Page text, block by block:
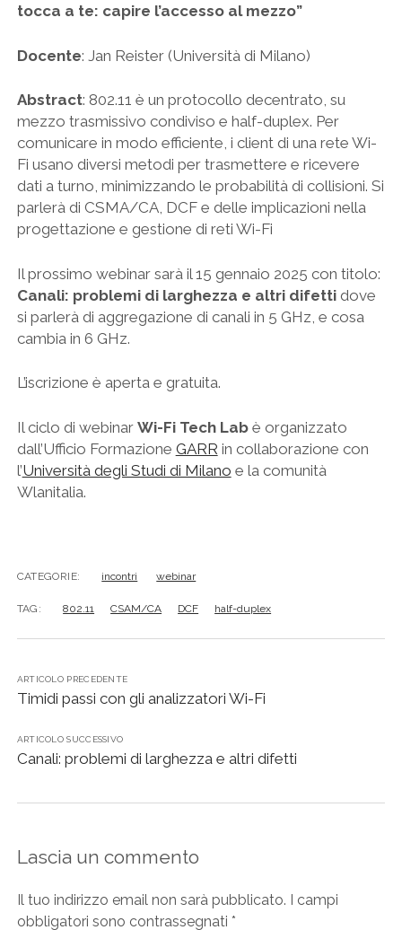
tocca a te: capire l’accesso al mezzo”
Docente: Jan Reister (Università di Milano)
Abstract: 802.11 è un protocollo decentrato, su
mezzo trasmissivo condiviso e half-duplex. Per
comunicare in modo efficiente, i client di una rete Wi-
Fi usano diversi metodi per trasmettere e ricevere
dati a turno, minimizzando le probabilità di collisioni. Si
parlerà di CSMA/CA, DCF e delle implicazioni nella
progettazione e gestione di reti Wi-Fi
Il prossimo webinar sarà il 15 gennaio 2025 con titolo:
Canali: problemi di larghezza e altri difettidove
si parlerà di aggregazione di canali in 5 GHz, e cosa
cambia in 6 GHz.
L’iscrizione è aperta e gratuita.
Il ciclo di webinar Wi-Fi Tech Labè organizzato
dall’Ufficio Formazione GARR in collaborazione con
l’Università degli Studi di Milano e la comunità
Wlanitalia.
CATEGORIE: incontri webinar
TAG: 802.11 CSAM/CA DCF half-duplex
ARTICOLO PRECEDENTE
Timidi passi con gli analizzatori Wi-Fi
ARTICOLO SUCCESSIVO
Canali: problemi di larghezza e altri difetti
Lascia un commento
Il tuo indirizzo email non sarà pubblicato.
I campi
obbligatori sono contrassegnati *